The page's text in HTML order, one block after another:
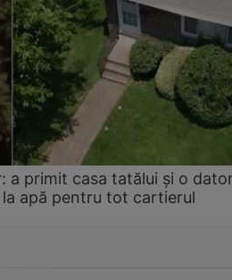
a primit casa tatălui și o
apă pentru tot cartierul